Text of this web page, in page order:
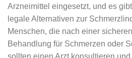
Arzneimittel eingesetzt, und es
legale Alternativen zur
Menschen, die nach einer
Behandlung für Schmerzen oder